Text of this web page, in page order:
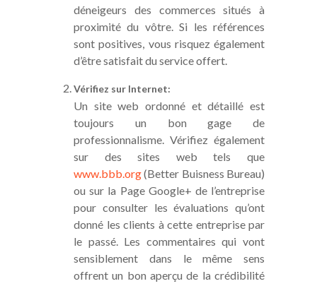
déneigeurs des commerces situés à
proximité du vôtre. Si les références
sont positives, vous risquez également
d’être satisfait du service offert.
Vérifiez sur Internet:
Un site web ordonné et détaillé est
toujours un bon gage de
professionnalisme. Vérifiez également
sur des sites web tels que
www.bbb.org(Better Buisness Bureau)
ou sur la Page Google+ de l’entreprise
pour consulter les évaluations qu’ont
donné les clients à cette entreprise par
le passé. Les commentaires qui vont
sensiblement dans le même sens
offrent un bon aperçu de la crédibilité